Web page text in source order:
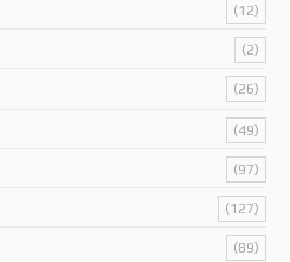
(12)
(2)
(26)
(49)
(97)
(127)
(89)